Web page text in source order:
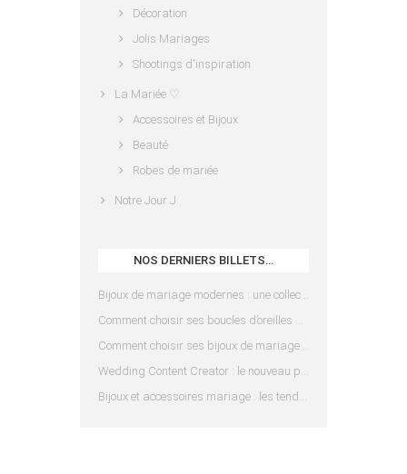
Décoration
Jolis Mariages
Shootings d'inspiration
La Mariée ♡
Accessoires et Bijoux
Beauté
Robes de mariée
Notre Jour J
NOS DERNIERS BILLETS…